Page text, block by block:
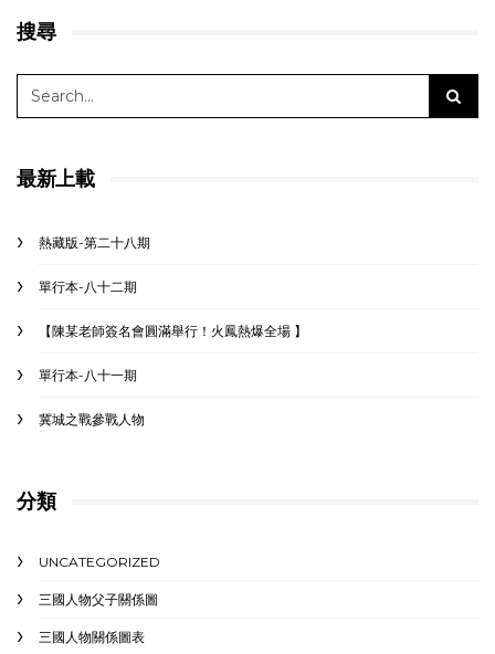
搜尋
最新上載
熱藏版-第二十八期
單行本-八十二期
【陳某老師簽名會圓滿舉行！火鳳熱爆全場 】
單行本-八十一期
冀城之戰參戰人物
分類
UNCATEGORIZED
三國人物父子關係圖
三國人物關係圖表